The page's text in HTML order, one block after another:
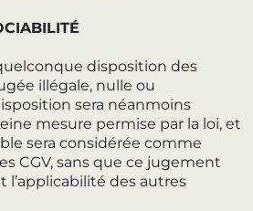
disposition des
illégale, nulle ou
sera néanmoins
mesure permise par la loi, et
sera considérée comme
CGV, sans que ce jugement
l’applicabilité des autres